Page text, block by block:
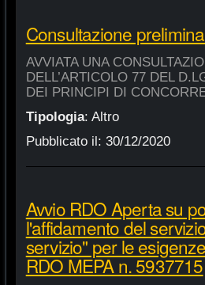
Consultazione
AVVIATA UNA
DELL’ARTICOLO 77 DEL
DEI PRINCIPI DI
Tipologia: Altro
Pubblicato il: 30/12/2020
Avvio RDO Aperta su
l'affidamento del
servizio" per le
RDO MEPA n. 5937715